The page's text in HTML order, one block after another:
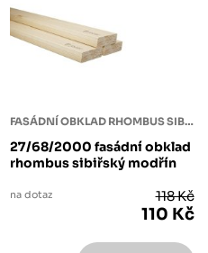
FASÁDNÍ OBKLAD RHOMBUS SIBIŘSKÝ MODŘÍN
27/68/2000 fasádní obklad
rhombus sibiřský modřín
na dotaz 118 Kč
110 Kč